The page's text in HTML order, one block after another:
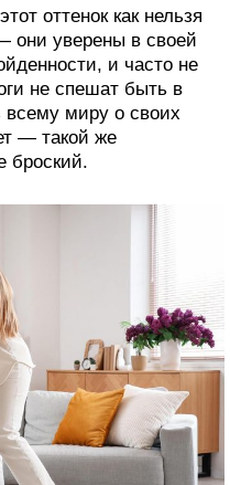
оттенок как нельзя
они уверены в своей
и часто не
не спешат быть в
всему миру о своих
— такой же
броский.